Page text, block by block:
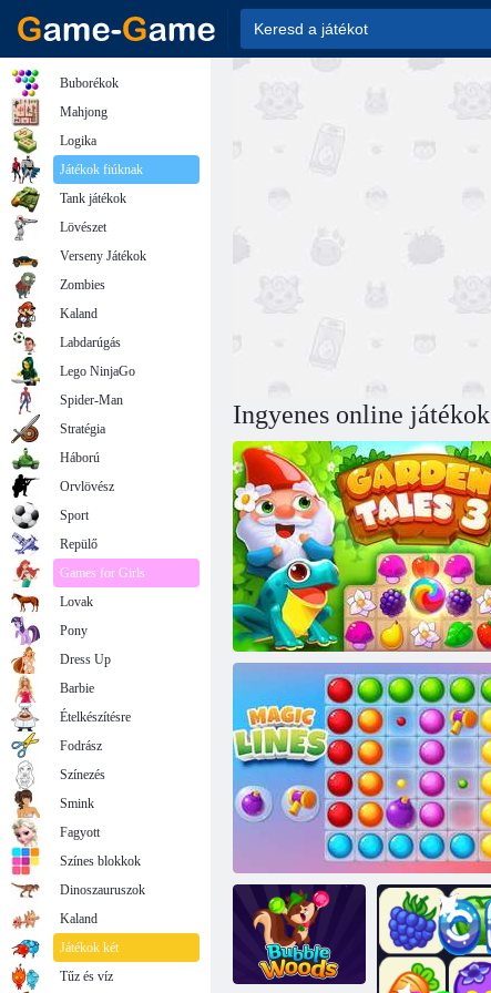
Ingyenes online játékok
Kerti mesék 3
Buborékok
Mahjong
Logika
Játékok fiúknak
Tank játékok
Lövészet
Verseny Játékok
Zombies
Kaland
Labdarúgás
Lego NinjaGo
Spider-Man
Stratégia
Háború
Orvlövész
Sport
Repülő
Games for Girls
Lovak
Pony
Dress Up
Barbie
Ételkészítésre
Fodrász
Színezés
Smink
Fagyott
Színes blokkok
Dinoszauruszok
Kaland
Játékok két
Tűz és víz